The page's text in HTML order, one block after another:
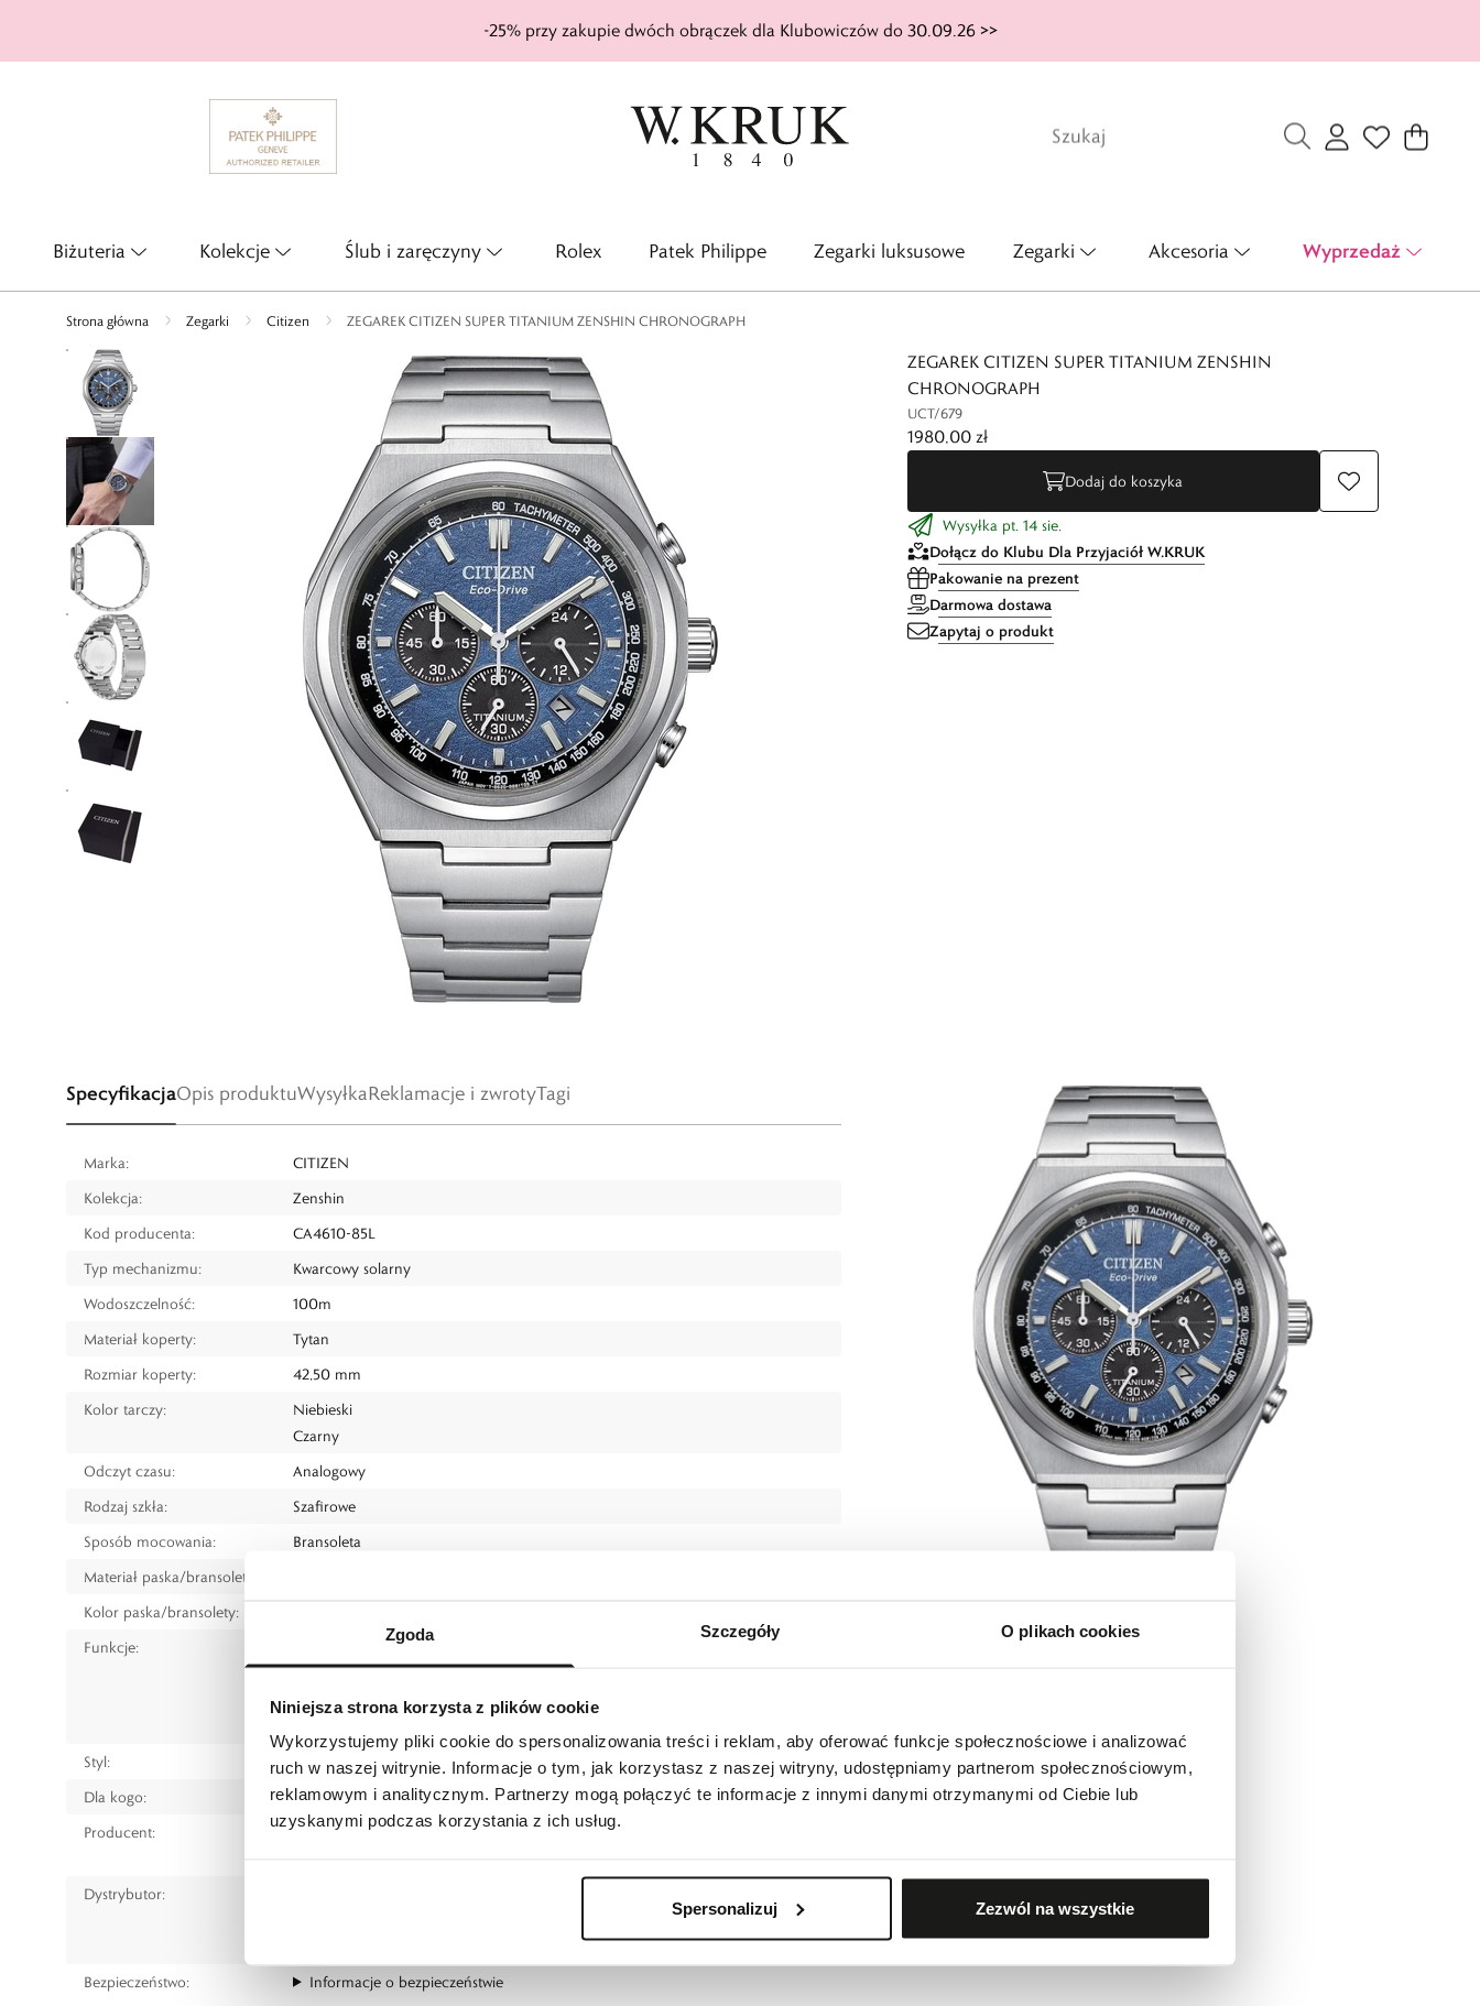
Zgoda Szczegóły O plikach cookies
Niniejsza strona korzysta z plików cookie
Wykorzystujemy pliki cookie do spersonalizowania treści i reklam, aby oferować funkcje społecznościowe i analizować
ruch w naszej witrynie. Informacje o tym, jak korzystasz z naszej witryny, udostępniamy partnerom społecznościowym,
reklamowym i analitycznym. Partnerzy mogą połączyć te informacje z innymi danymi otrzymanymi od Ciebie lub
uzyskanymi podczas korzystania z ich usług.
Spersonalizuj Zezwól na wszystkie
-25% przy zakupie dwóch obrączek dla Klubowiczów do 30.09.26 >>
Biżuteria Kolekcje Ślub i zaręczyny Rolex Patek Philippe Zegarki luksusowe Zegarki Akcesoria Wyprzedaż
Strona główna Zegarki Citizen ZEGAREK CITIZEN SUPER TITANIUM ZENSHIN CHRONOGRAPH
ZEGAREK CITIZEN SUPER TITANIUM ZENSHIN
CHRONOGRAPH
UCT/679
1980,00 zł
Dodaj do koszyka
Wysyłka pt. 14 sie.
Dołącz do Klubu Dla Przyjaciół W.KRUK
Pakowanie na prezent
Darmowa dostawa
Zapytaj o produkt
SpecyfikacjaOpis produktuWysyłkaReklamacje i zwrotyTagi
Marka:
CITIZEN
Kolekcja:
Zenshin
Kod producenta:
CA4610-85L
Typ mechanizmu:
Kwarcowy solarny
Wodoszczelność:
100m
Materiał koperty:
Tytan
Rozmiar koperty:
42,50 mm
Kolor tarczy:
Niebieski
Czarny
Odczyt czasu:
Analogowy
Rodzaj szkła:
Szafirowe
Sposób mocowania:
Bransoleta
Materiał paska/bransolety:
Kolor paska/bransolety:
Funkcje:
Chronograf (stoper)
Tachymetr
Styl:
Klasyczny
Dla kogo:
Dla mężczyzny
Producent:
CITIZEN
Dystrybutor:
Bezpieczeństwo:
Informacje o bezpieczeństwie